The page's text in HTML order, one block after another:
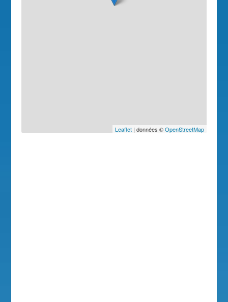
Leaflet| données ©OpenStreetMap